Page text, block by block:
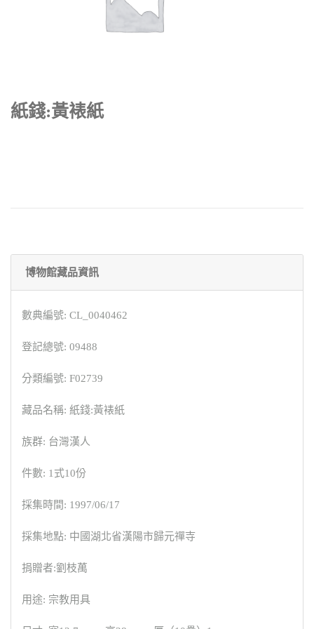
紙錢:黃裱紙
博物館藏品資訊
數典編號: CL_0040462
登記總號: 09488
分類編號: F02739
藏品名稱: 紙錢:黃裱紙
族群: 台灣漢人
件數: 1式10份
採集時間: 1997/06/17
採集地點: 中國湖北省漢陽市歸元禪寺
捐贈者:劉枝萬
用途: 宗教用具